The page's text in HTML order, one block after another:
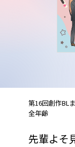
第16回創作BL
全年齢
先輩よそ